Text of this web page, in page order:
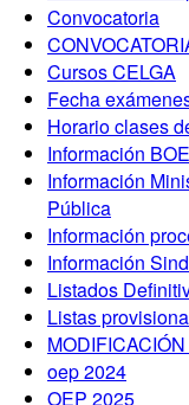
Convocatoria
Cursos CELGA
Fecha
Horario clases
Información BOE
Información
Pública
Información
Información
Listados
Listas
oep 2024
OEP 2025